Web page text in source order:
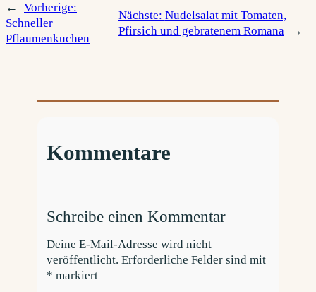
←
Vorherige:
Schneller
Pflaumenkuchen
Nächste: Nudelsalat mit Tomaten,
Pfirsich und gebratenem Romana
→
Kommentare
Schreibe einen Kommentar
Deine E-Mail-Adresse wird nicht
veröffentlicht. Erforderliche Felder sind mit
* markiert